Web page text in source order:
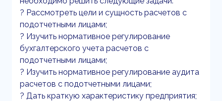
? Рассмотреть цели и сущность расчетов с
подотчетными лицами;
? Изучить нормативное регулирование
бухгалтерского учета расчетов с
подотчетными лицами;
? Изучить нормативное регулирование аудита
расчетов с подотчетными лицами;
? Дать краткую характеристику предприятия;